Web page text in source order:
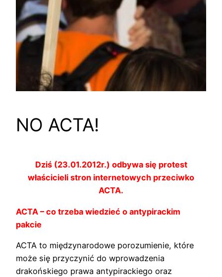
NO ACTA!
Dziś (23.01.2012r.) odbywa się protest
właścicieli stron internetowych przeciwko
ACTA.
ACTA – co trzeba wiedzieć o antypirackim
pakcie
ACTA to międzynarodowe porozumienie, które
może się przyczynić do wprowadzenia
drakońskiego prawa antypirackiego oraz